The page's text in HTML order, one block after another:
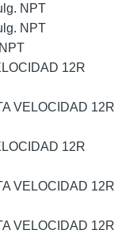
NPT
NPT
12R
VELOCIDAD 12R
12R
VELOCIDAD 12R
VELOCIDAD 12R